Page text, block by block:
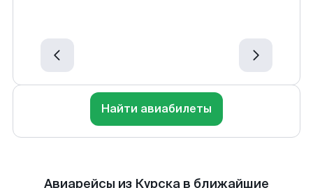
Найти авиабилеты
Авиарейсы из Курска в ближайшие